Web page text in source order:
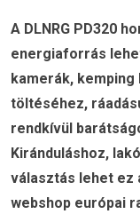
A DLNRG PD320
energiaforrás
kamerák,
töltéséhez,
rendkívül
Kiránduláshoz,
választás lehet ez
webshop európai